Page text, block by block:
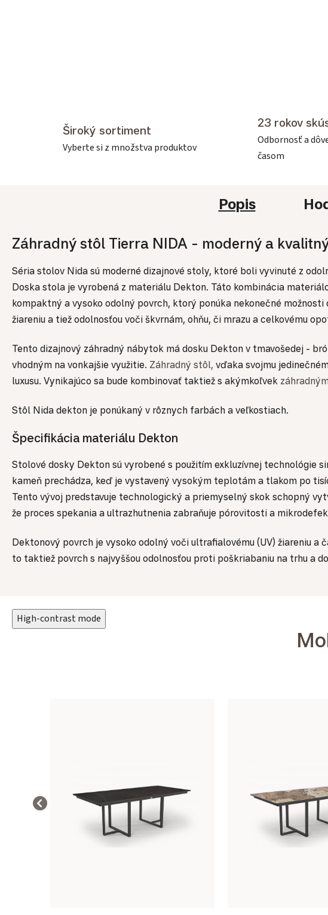
Široký sortiment
Vyberte si z množstva produktov
23 rokov
Odbornosť a
časom
Popis
Záhradný stôl Tierra NIDA - moderný a
Séria stolov Nida sú moderné dizajnové stoly, ktoré boli vyvinuté z
Doska stola je vyrobená z materiálu Dekton. Táto kombinácia
kompaktný a vysoko odolný povrch, ktorý ponúka nekonečné
žiareniu a tiež odolnosťou voči škvrnám, ohňu, či mrazu a celkovému
Tento dizajnový záhradný nábytok má dosku Dekton v tmavošedej -
vhodným na vonkajšie využitie. Záhradný stôl, vďaka svojmu
luxusu. Vynikajúco sa bude kombinovať taktiež s akýmkoľvek
Stôl Nida dekton je ponúkaný v rôznych farbách a veľkostiach.
Špecifikácia materiálu Dekton
Stolové dosky Dekton sú vyrobené s použitím exkluzívnej technológie
kameň prechádza, keď je vystavený vysokým teplotám a tlakom po
Tento vývoj predstavuje technologický a priemyselný skok schopný
že proces spekania a ultrazhutnenia zabraňuje pórovitosti a
Dektonový povrch je vysoko odolný voči ultrafialovému (UV) žiareniu
to taktiež povrch s najvyššou odolnosťou proti poškriabaniu na trhu a
High-contrast mode